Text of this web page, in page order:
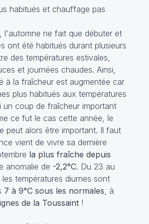
habitués et chauffage pas
l'automne ne fait que débuter et
ont été habitués durant plusieurs
des températures estivales,
et journées chaudes. Ainsi,
à la fraîcheur est augmentée car
plus habitués aux températures
un coup de fraîcheur important
ce fut le cas cette année, le
peut alors être important. Il faut
vient de vivre sa dernière
la plus fraîche depuis
anomalie de -2,2°C. Du 23 au
températures diurnes sont
7 à 9°C sous les normales, à
de la Toussaint !